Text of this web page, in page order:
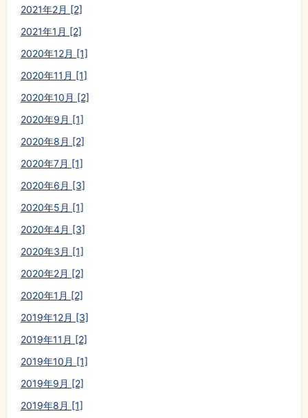
2021年2月 [2]
2021年1月 [2]
2020年12月 [1]
2020年11月 [1]
2020年10月 [2]
2020年9月 [1]
2020年8月 [2]
2020年7月 [1]
2020年6月 [3]
2020年5月 [1]
2020年4月 [3]
2020年3月 [1]
2020年2月 [2]
2020年1月 [2]
2019年12月 [3]
2019年11月 [2]
2019年10月 [1]
2019年9月 [2]
2019年8月 [1]